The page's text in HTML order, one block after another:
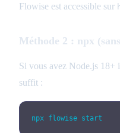
Flowise est accessible sur
Méthode 2 : npx
Si vous avez Node.js 18+
suffit :
npx flowise start